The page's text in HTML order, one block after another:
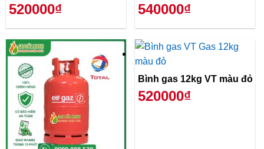
520000₫ 540000₫
Bình gas 12kg VT màu đỏ
520000₫